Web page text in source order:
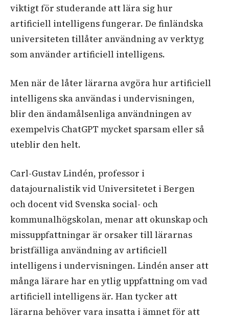
viktigt för studerande att lära sig hur
artificiell intelligens fungerar. De finländska
universiteten tillåter användning av verktyg
som använder artificiell intelligens.
Men när de låter lärarna avgöra hur artificiell
intelligens ska användas i undervisningen,
blir den ändamålsenliga användningen av
exempelvis ChatGPT mycket sparsam eller så
uteblir den helt.
Carl-Gustav Lindén, professor i
datajournalistik vid Universitetet i Bergen
och docent vid Svenska social- och
kommunalhögskolan, menar att okunskap och
missuppfattningar är orsaker till lärarnas
bristfälliga användning av artificiell
intelligens i undervisningen. Lindén anser att
många lärare har en ytlig uppfattning om vad
artificiell intelligens är. Han tycker att
lärarna behöver vara insatta i ämnet för att